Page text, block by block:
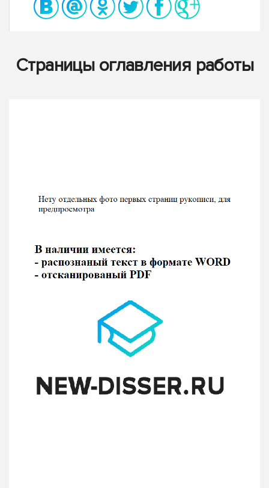
Страницы оглавления работы